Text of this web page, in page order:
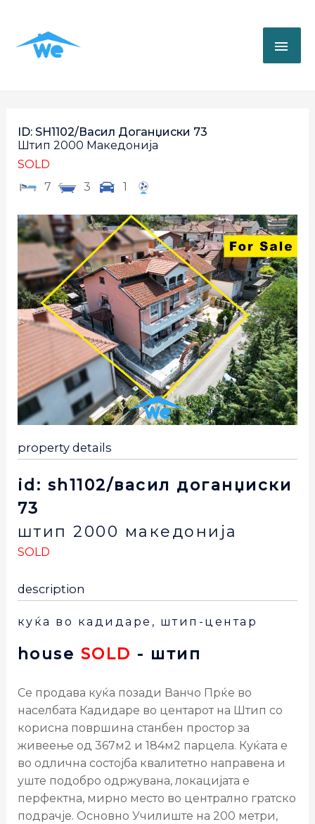
ID: SH1102/Васил Доганџиски 73
Штип 2000 Македонија
SOLD
7
3 1
property details
id: sh1102/васил доганџиски
73
штип 2000 македонија
SOLD
description
куќа во кадидаре, штип-центар
house SOLD - штип
Се продава куќа позади Ванчо Прќе во
населбата Кадидаре во центарот на Штип со
корисна површина станбен простор за
живеење од 367м2 и 184м2 парцела. Куќата е
во одлична состојба квалитетно направена и
уште подобро одржувана, локацијата е
перфектна, мирно место во централно гратско
подрачје. Основно Училиште на 200 метри,